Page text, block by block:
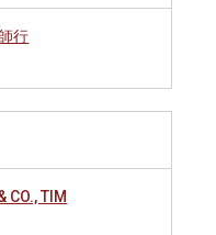
行
CO., TIM